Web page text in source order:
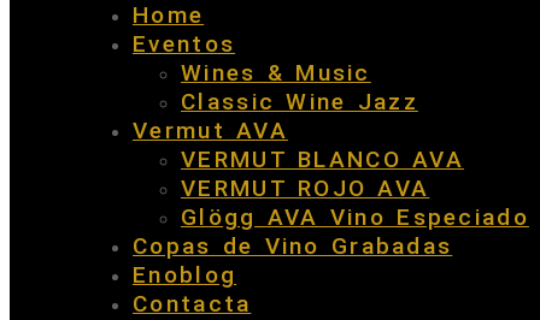
Home
Eventos
Wines & Music
Classic Wine Jazz
Vermut AVA
VERMUT BLANCO AVA
VERMUT ROJO AVA
Glögg AVA Vino Especiado
Copas de Vino Grabadas
Enoblog
Contacta